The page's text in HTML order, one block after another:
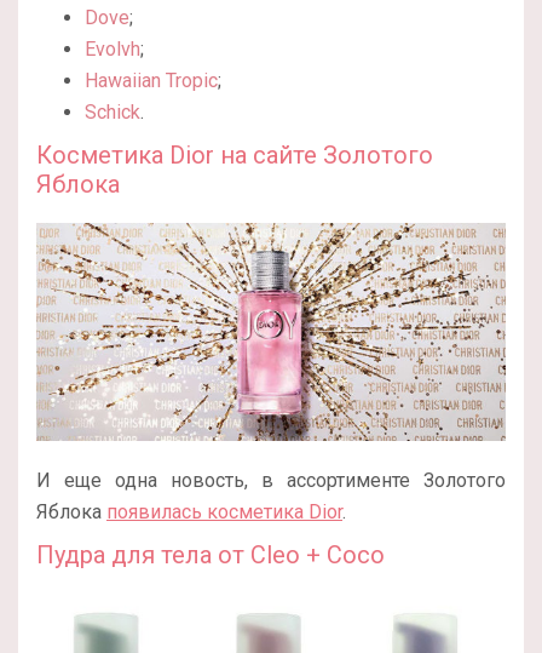
Dove;
Evolvh;
Hawaiian Tropic;
Schick.
Косметика Dior на сайте Золотого
Яблока
И еще одна новость, в ассортименте Золотого
Яблока появилась косметика Dior.
Пудра для тела от Cleo + Coco